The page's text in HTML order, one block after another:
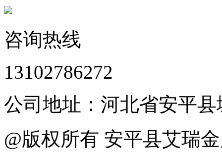
咨询热线
13102786272
公司地址：河北省安平
@版权所有 安平县艾瑞